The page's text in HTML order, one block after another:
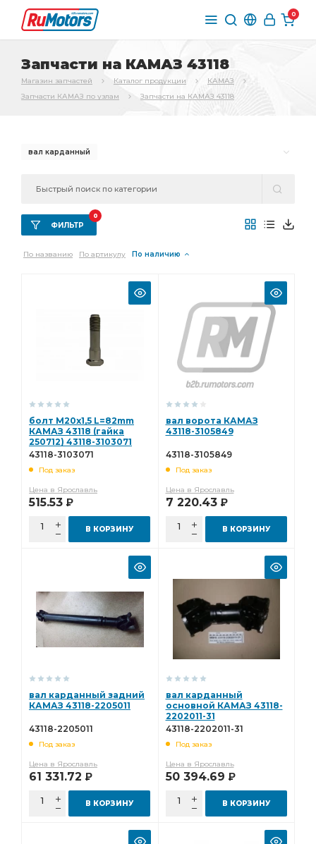
0
Запчасти на КАМАЗ 43118
Магазин запчастей Каталог продукции
КАМАЗ
Запчасти КАМАЗ по узлам
Запчасти на КАМАЗ 43118
вал карданный
ФИЛЬТР
0
По названию По артикулу По наличию
болт М20х1,5 L=82mm
КАМАЗ 43118 (гайка
250712) 43118-3103071
43118-3103071
Под заказ
Цена в Ярославль
515.53 Р
В КОРЗИНУ
вал ворота КАМАЗ
43118-3105849
43118-3105849
Под заказ
Цена в Ярославль
7 220.43 Р
В КОРЗИНУ
вал карданный задний
КАМАЗ 43118-2205011
43118-2205011
Под заказ
Цена в Ярославль
61 331.72 Р
В КОРЗИНУ
вал карданный
основной КАМАЗ 43118-
2202011-31
43118-2202011-31
Под заказ
Цена в Ярославль
50 394.69 Р
В КОРЗИНУ